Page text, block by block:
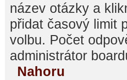
název otázky a
přidat časový limit
volbu. Počet
administrátor
Nahoru